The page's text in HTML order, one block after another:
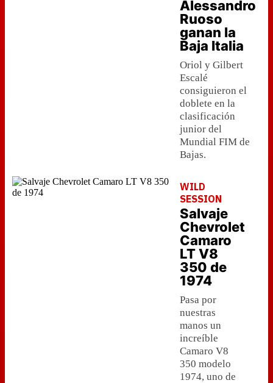
Alessandro
Ruoso
ganan la
Baja Italia
Oriol y Gilbert
Escalé
consiguieron el
doblete en la
clasificación
junior del
Mundial FIM de
Bajas.
WILD
SESSION
Salvaje
Chevrolet
Camaro
LT V8
350 de
1974
Pasa por
nuestras
manos un
increíble
Camaro V8
350 modelo
1974, uno de